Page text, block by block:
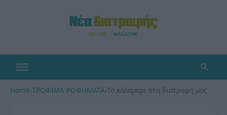
Home›ΤΡΟΦΙΜΑ ΡΟΦΗΜΑΤΑ›Το καλαμάρι στη διατροφή μας